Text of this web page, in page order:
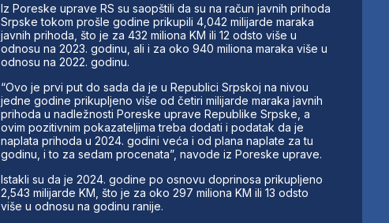
Iz Poreske uprave RS su saopštili da su na račun javnih prihoda
Srpske tokom prošle godine prikupili 4,042 milijarde maraka
javnih prihoda, što je za 432 miliona KM ili 12 odsto više u
odnosu na 2023. godinu, ali i za oko 940 miliona maraka više u
odnosu na 2022. godinu.
“Ovo je prvi put do sada da je u Republici Srpskoj na nivou
jedne godine prikupljeno više od četiri milijarde maraka javnih
prihoda u nadležnosti Poreske uprave Republike Srpske, a
ovim pozitivnim pokazateljima treba dodati i podatak da je
naplata prihoda u 2024. godini veća i od plana naplate za tu
godinu, i to za sedam procenata”, navode iz Poreske uprave.
Istakli su da je 2024. godine po osnovu doprinosa prikupljeno
2,543 milijarde KM, što je za oko 297 miliona KM ili 13 odsto
više u odnosu na godinu ranije.